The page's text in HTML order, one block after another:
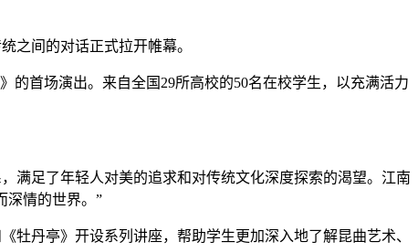
之间的对话正式拉开帷幕。
的首场演出。来自全国29所高校的50名在校学生，以充满活力
满足了年轻人对美的追求和对传统文化深度探索的渴望。江南
深情的世界。”
丹亭》开设系列讲座，帮助学生更加深入地了解昆曲艺术、